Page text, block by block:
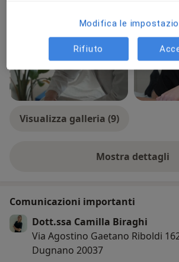
Visualizza galleria (9)
Mostra dettagli
Comunicazioni importanti
Dott.ssa Camilla Biraghi
Via Agostino Gaetano Riboldi
Dugnano 20037
Modifica le
Rifiuto